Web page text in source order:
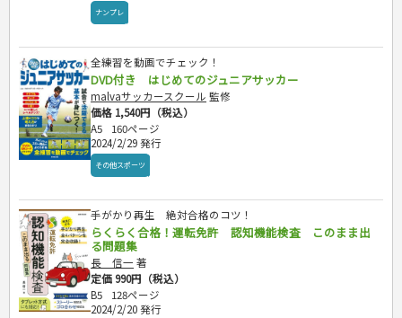
ナンプレ
全練習を動画でチェック！
DVD付き はじめてのジュニアサッカー
malvaサッカースクール 監修
価格 1,540円（税込）
A5
160ページ
2024/2/29 発行
その他スポーツ
手がかり再生 絶対合格のコツ！
らくらく合格！運転免許 認知機能検査 このまま出
る問題集
長 信一 著
定価 990円（税込）
B5
128ページ
2024/2/20 発行